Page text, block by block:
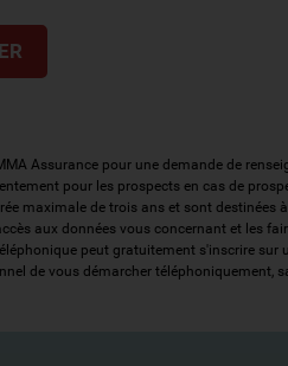
Assurance pour une demande de
pour les prospects en cas de
maximale de trois ans et sont destinées
aux données vous concernant et les
peut gratuitement s'inscrire sur
de vous démarcher téléphoniquement,